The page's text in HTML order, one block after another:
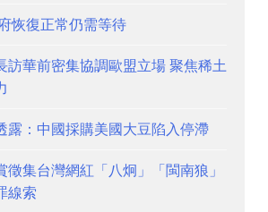
恢復正常仍需等待
訪華前密集協調歐盟立場 聚焦稀土
露：中國採購美國大豆陷入停滯
徵集台灣網紅「八炯」「閩南狼」
線索